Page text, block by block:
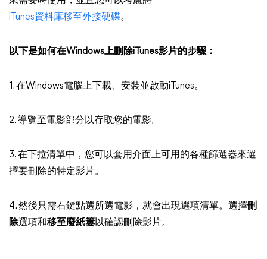
iTunes資料庫移至外接硬碟。
以下是如何在Windows上刪除iTunes影片的步驟：
1. 在Windows電腦上下載、安裝並啟動iTunes。
2. 導覽至電影部分以存取您的電影。
3. 在下拉清單中，您可以套用介面上可用的各種篩選器來選
擇要刪除的特定影片。
4. 然後只需右鍵點選所選電影，就會出現選項清單。選擇刪
除選項和移至廢紙簍以確認刪除影片。